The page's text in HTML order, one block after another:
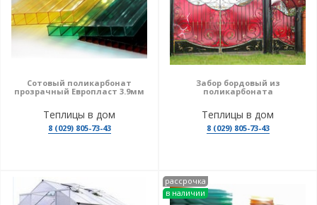
Сотовый поликарбонат
прозрачный Европласт 3.9мм
Теплицы в дом
8 (029) 805-73-43
Забор бордовый из
поликарбоната
Теплицы в дом
8 (029) 805-73-43
рассрочка
в наличии